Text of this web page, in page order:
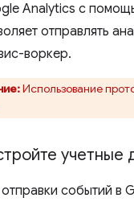
Analytics с
отправлять
воркер.
Использование
учетные
событий в